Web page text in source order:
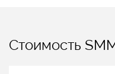
Стоимость